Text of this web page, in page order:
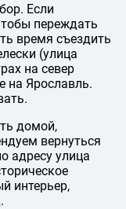
Если
переждать
время съездить
(улица
на север
на Ярославль.
домой,
вернуться
адресу улица
интерьер,